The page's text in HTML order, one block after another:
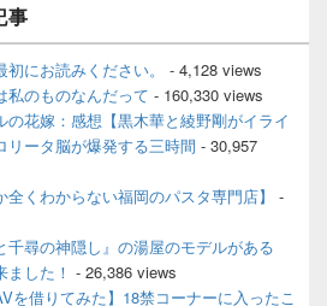
事
初にお読みください。
- 4,128 views
私のものなんだって - 160,330 views
の花嫁：感想【黒木華と綾野剛がイライ
リータ脳が爆発する三時間 - 30,957
くわからない福岡のパスタ専門店】
-
千尋の神隠し』の湯屋のモデルがある
ました！ - 26,386 views
を借りてみた】18禁コーナーに入ったこ